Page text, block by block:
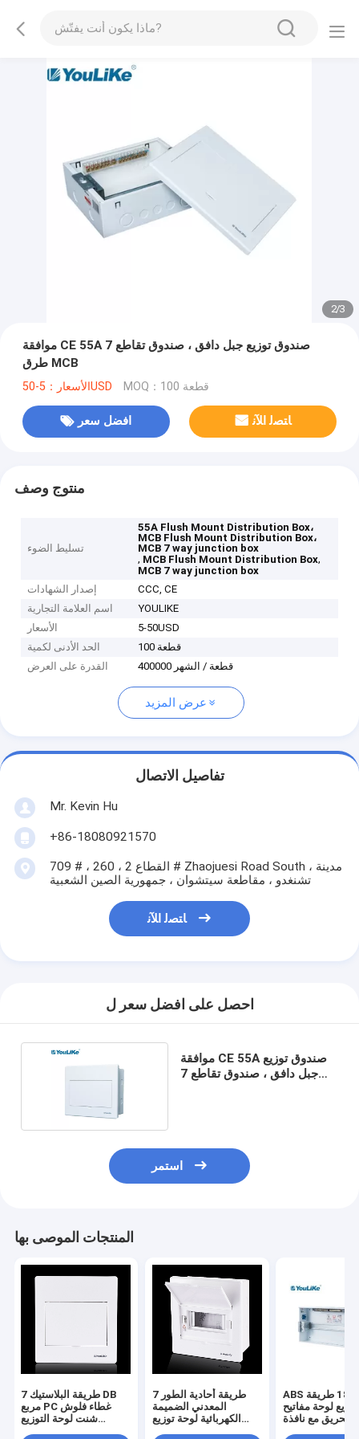
2/3
موافقة CE 55A صندوق توزيع جبل دافق ، صندوق تقاطع 7
طرق MCB
الأسعار：5-50USD MOQ：100 قطعة
افضل سعر ﺎﺘﺼﻟ ﺍﻶﻧ
منتوج وصف
تسليط الضوء
55A Flush Mount Distribution Box،
MCB Flush Mount Distribution Box،
MCB 7 way junction box
, MCB Flush Mount Distribution Box,
MCB 7 way junction box
إصدار الشهادات
CCC, CE
اسم العلامة التجارية
YOULIKE
الأسعار
5-50USD
الحد الأدنى لكمية
100 قطعة
القدرة على العرض
400000 قطعة / الشهر
عرض المزيد
تفاصيل الاتصال
Mr. Kevin Hu
+86-18080921570
709 # ، القطاع 2 ، 260 # Zhaojuesi Road South ، مدينة
تشنغدو ، مقاطعة سيتشوان ، جمهورية الصين الشعبية
ﺎﺘﺼﻟ ﺍﻶﻧ
احصل على افضل سعر ل
موافقة CE 55A صندوق توزيع
جبل دافق ، صندوق تقاطع 7
استمر
المنتجات الموصى بها
7 طريقة البلاستيك DB
مربع PC غطاء فلوش
شنت لوحة التوزيع
7 طريقة أحادية الطور
المعدني الضميمة
الكهربائية لوحة توزيع
ABS غطاء 18 طريقة
لوحة مفاتيح
للحريق مع نافذة